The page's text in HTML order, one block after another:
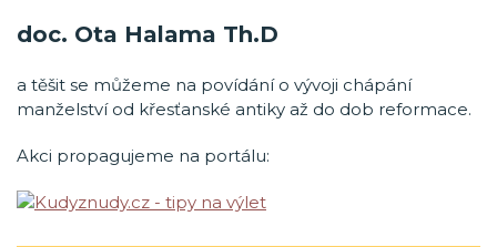
doc. Ota Halama Th.D
a těšit se můžeme na povídání o vývoji chápání
manželství od křesťanské antiky až do dob reformace.
Akci propagujeme na portálu: